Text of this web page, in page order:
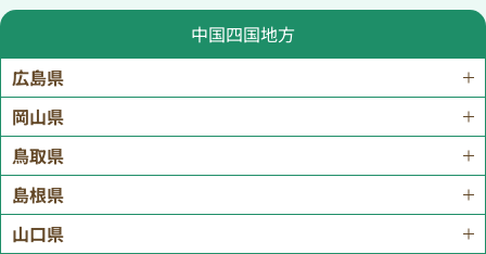
中国四国地方
広島県
岡山県
鳥取県
島根県
山口県